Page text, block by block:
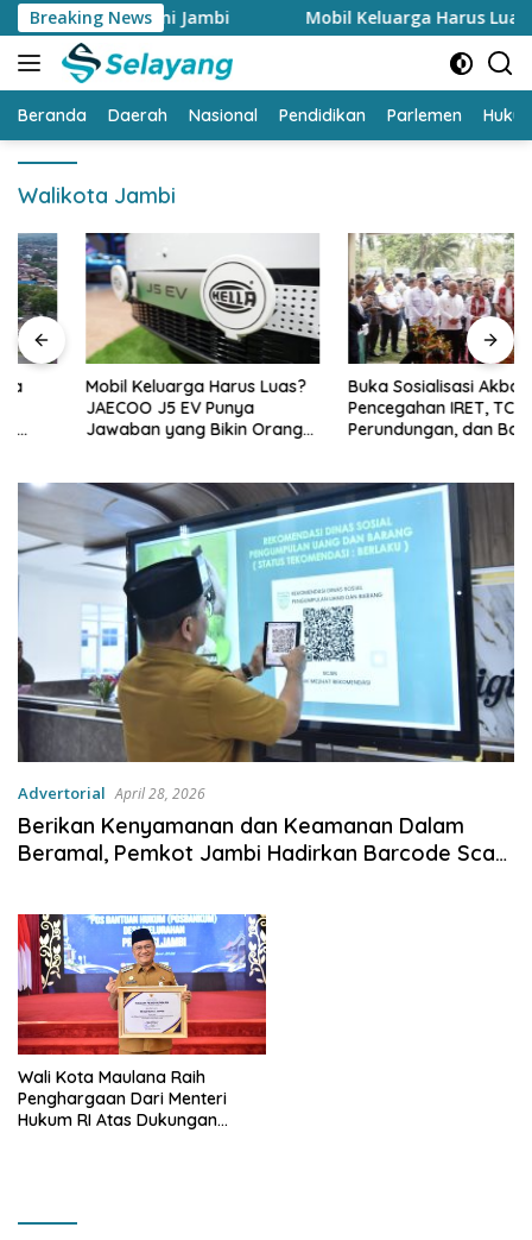
Langsung
ke
konten
Breaking News
Ekonomi Jambi Mobil Keluarga Harus Luas?
Beranda Daerah Nasional Pendidikan Parlemen
Walikota Jambi
Mobil Keluarga Harus Luas?
JAECOO J5 EV Punya
Jawaban yang Bikin Orang
Buka Sosialisasi Akbar
Pencegahan IRET, TCC,
Perundungan, dan Bahaya
bisa jaga diri, 60% masa
depan sudah ada di tangan”
Advertorial April 28, 2026
Berikan Kenyamanan dan Keamanan Dalam
Beramal, Pemkot Jambi Hadirkan Barcode Scan
Wali Kota Maulana Raih
Penghargaan Dari Menteri
Hukum RI Atas Dukungan